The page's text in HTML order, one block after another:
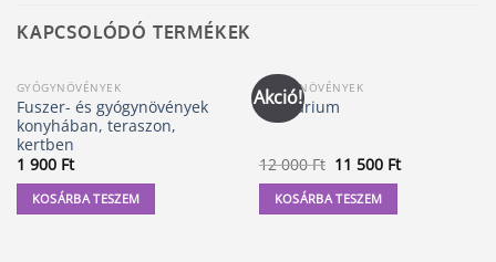
KAPCSOLÓDÓ TERMÉKEK
GYÓGYNÖVÉNYEK
Fuszer- és gyógynövények
konyhában, teraszon,
kertben
1 900 Ft
KOSÁRBA TESZEM
Akció!
GYÓGYNÖVÉNYEK
Herbárium
12 000Ft Original
price
was:
12
000 Ft.
11 500 FtCurrent
price
KOSÁRBA TESZEM